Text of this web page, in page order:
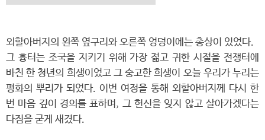
외할아버지의 왼쪽 옆구리와 오른쪽 엉덩이에는 총상이 있었다.
그 흉터는 조국을 지키기 위해 가장 젊고 귀한 시절을 전쟁터에
바친 한 청년의 희생이었고 그 숭고한 희생이 오늘 우리가 누리는
평화의 뿌리가 되었다. 이번 여정을 통해 외할아버지께 다시 한
번 마음 깊이 경의를 표하며, 그 헌신을 잊지 않고 살아가겠다는
다짐을 굳게 새겼다.